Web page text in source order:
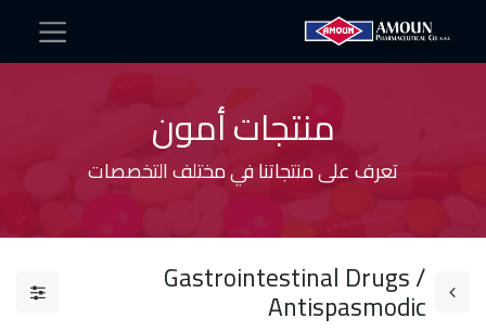
منتجات أمون
تعرف على منتجاتنا في مختلف التخصصات
Gastrointestinal Drugs /
Antispasmodic​